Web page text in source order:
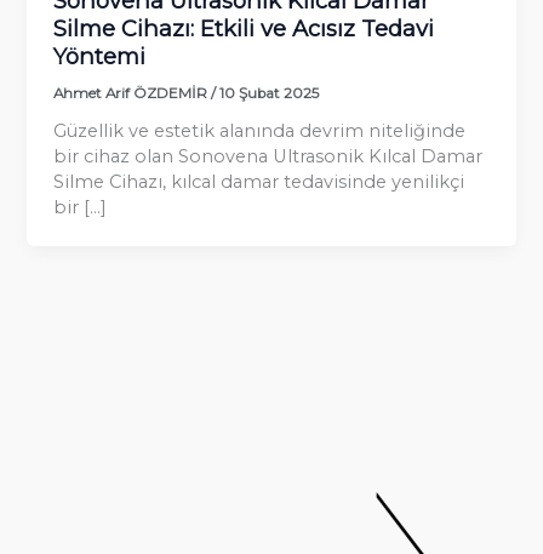
Silme Cihazı: Etkili ve Acısız Tedavi
Yöntemi
Ahmet Arif ÖZDEMİR/10 Şubat 2025
Güzellik ve estetik alanında devrim niteliğinde
bir cihaz olan Sonovena Ultrasonik Kılcal Damar
Silme Cihazı, kılcal damar tedavisinde yenilikçi
bir […]